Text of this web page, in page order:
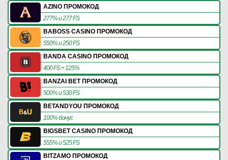
AZINO ПРОМОКОД
277% и 277 FS
BABOSS CASINO ПРОМОКОД
550% и 250 FS
BANDA CASINO ПРОМОКОД
400 FS + 125%
BANZAI BET ПРОМОКОД
500% и 530 FS
BETANDYOU ПРОМОКОД
100% бонус
BIGSBET CASINO ПРОМОКОД
555% и 525 FS
BITZAMO ПРОМОКОД